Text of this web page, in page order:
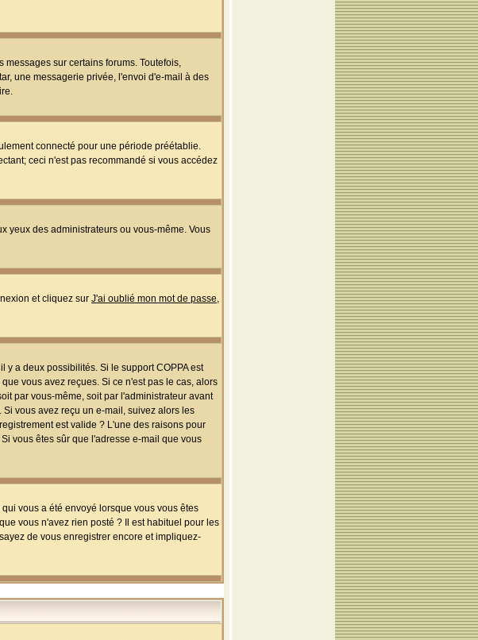
sur certains forums. Toutefois,
une messagerie privée, l'envoi d'e-mail à des
connecté pour une période préétablie.
ceci n'est pas recommandé si vous accédez
yeux des administrateurs ou vous-même. Vous
et cliquez sur J'ai oublié mon mot de passe,
y a deux possibilités. Si le support COPPA est
vous avez reçues. Si ce n'est pas le cas, alors
par vous-même, soit par l'administrateur avant
vous avez reçu un e-mail, suivez alors les
est valide ? L'une des raisons pour
vous êtes sûr que l'adresse e-mail que vous
vous a été envoyé lorsque vous vous êtes
vous n'avez rien posté ? Il est habituel pour les
de vous enregistrer encore et impliquez-